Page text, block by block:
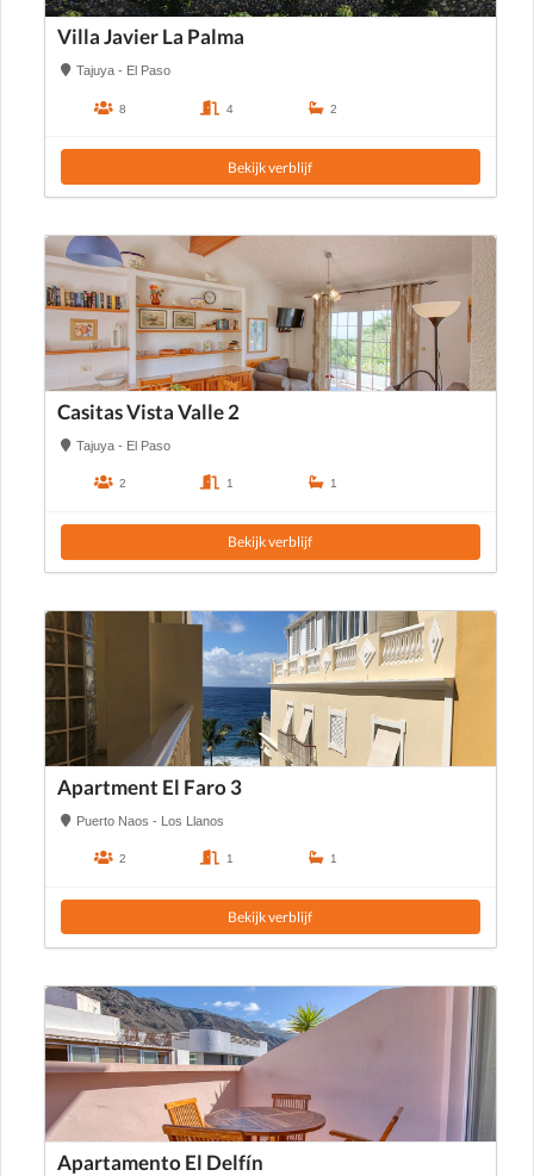
Villa Javier La Palma
Tajuya - El Paso
8 4 2
Bekijk verblijf
Casitas Vista Valle 2
Tajuya - El Paso
2 1 1
Bekijk verblijf
Apartment El Faro 3
Puerto Naos - Los Llanos
2 1 1
Bekijk verblijf
Apartamento El Delfín